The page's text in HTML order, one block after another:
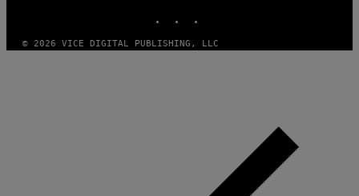
© 2026 VICE DIGITAL PUBLISHING, LLC